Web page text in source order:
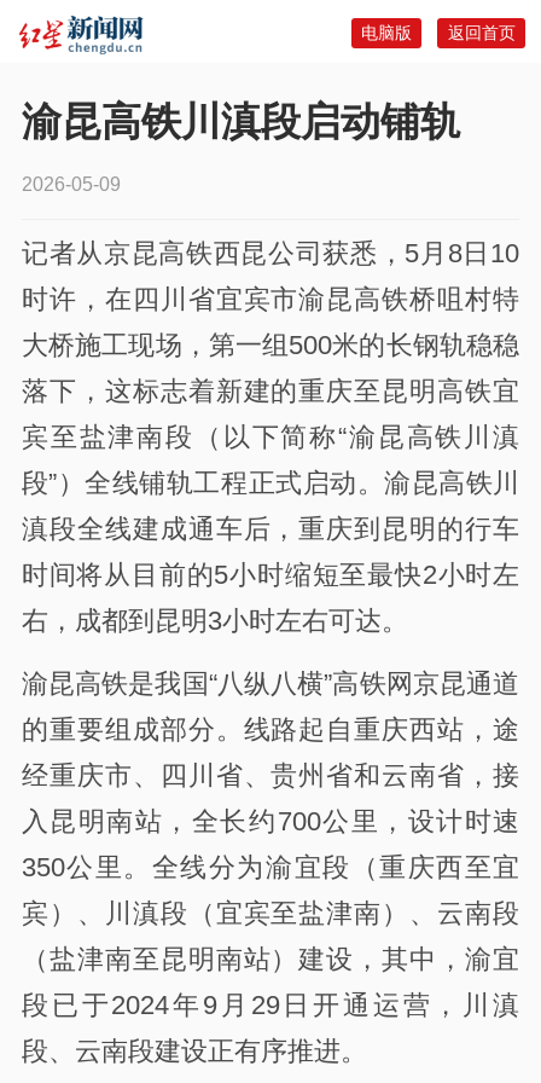
返回首页
电脑版
渝昆高铁川滇段启动铺轨
2026-05-09
记者从京昆高铁西昆公司获悉，5月8日10
时许，在四川省宜宾市渝昆高铁桥咀村特
大桥施工现场，第一组500米的长钢轨稳稳
落下，这标志着新建的重庆至昆明高铁宜
宾至盐津南段（以下简称“渝昆高铁川滇
段”）全线铺轨工程正式启动。渝昆高铁川
滇段全线建成通车后，重庆到昆明的行车
时间将从目前的5小时缩短至最快2小时左
右，成都到昆明3小时左右可达。
渝昆高铁是我国“八纵八横”高铁网京昆通道
的重要组成部分。线路起自重庆西站，途
经重庆市、四川省、贵州省和云南省，接
入昆明南站，全长约700公里，设计时速
350公里。全线分为渝宜段（重庆西至宜
宾）、川滇段（宜宾至盐津南）、云南段
（盐津南至昆明南站）建设，其中，渝宜
段已于2024年9月29日开通运营，川滇
段、云南段建设正有序推进。